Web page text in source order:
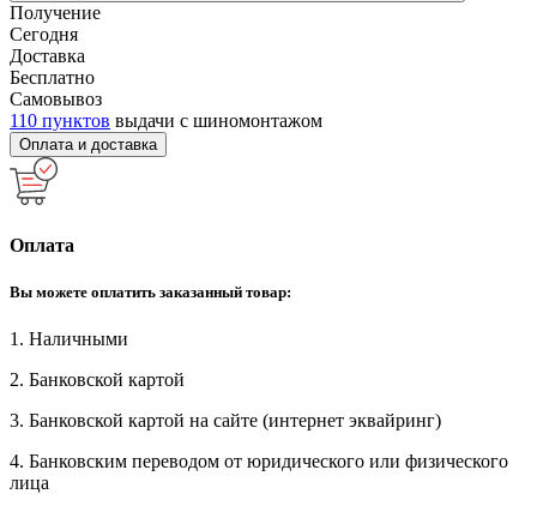
Получение
Сегодня
Доставка
Бесплатно
Самовывоз
110 пунктов выдачи с шиномонтажом
Оплата и доставка
Оплата
Вы можете оплатить заказанный товар:
1. Наличными
2. Банковской картой
3. Банковской картой на сайте (интернет эквайринг)
4. Банковским переводом от юридического или физического
лица